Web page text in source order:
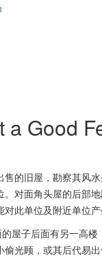
a Good
的旧屋，勘察其风
对面角头屋的后部
此单位及附近单位产
屋子后面有另一高
光顾，或其后代易